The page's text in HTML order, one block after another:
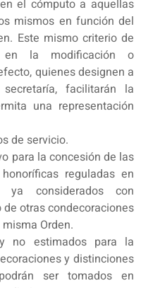
el cómputo a aquellas
mismos en función del
Este mismo criterio de
en la modificación o
quienes designen a
facilitarán la
una representación
de servicio.
para la concesión de las
reguladas en
considerados con
otras condecoraciones
Orden.
no estimados para la
y distinciones
ser tomados en